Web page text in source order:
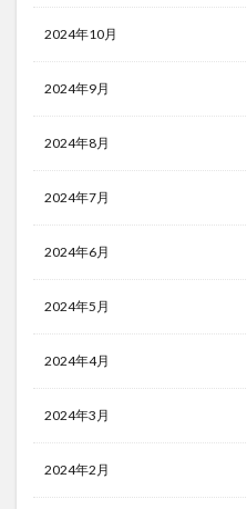
2024年10月
2024年9月
2024年8月
2024年7月
2024年6月
2024年5月
2024年4月
2024年3月
2024年2月